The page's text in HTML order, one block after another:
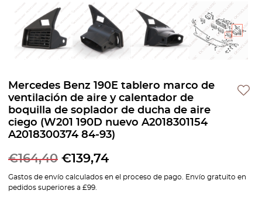
Mercedes Benz 190E tablero marco de
ventilación de aire y calentador de
boquilla de soplador de ducha de aire
ciego (W201 190D nuevo A2018301154
A2018300374 84-93)
€164,40 €139,74
Gastos de envío calculados en el proceso de pago. Envío gratuito en
pedidos superiores a £99.